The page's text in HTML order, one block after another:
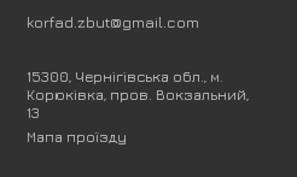
korfad.zbut@gmail.com
15300, Чернігівська обл., м.
Корюківка, пров. Вокзальний,
13
Мапа проїзду